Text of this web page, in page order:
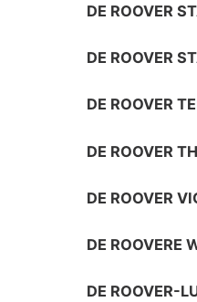
DE ROOVER
DE ROOVER
DE ROOVER
DE ROOVER
DE ROOVER
DE ROOVERE
DE ROOVER-